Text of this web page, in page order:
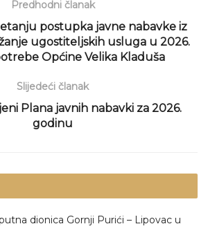
Predhodni članak
postupka javne nabavke iz
ugostiteljskih usluga u 2026.
Općine Velika Kladuša
Slijedeći članak
Plana javnih nabavki za 2026.
godinu
dionica Gornji Purići – Lipovac u